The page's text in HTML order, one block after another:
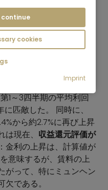
重要なことは、選択され
正しく評価し、現在の市
とである。
・ファクター
たり極めて高かった。
ピークに達したが、そ
1～3四半期の平均利回
匹敵した。 同時に、
から約2.7%に再び上昇
現在、 収益還元評価が
金利の上昇は、計算値が
意味するが、賃料の上
がって、特にミュンヘン
である。
cookies
Imprint